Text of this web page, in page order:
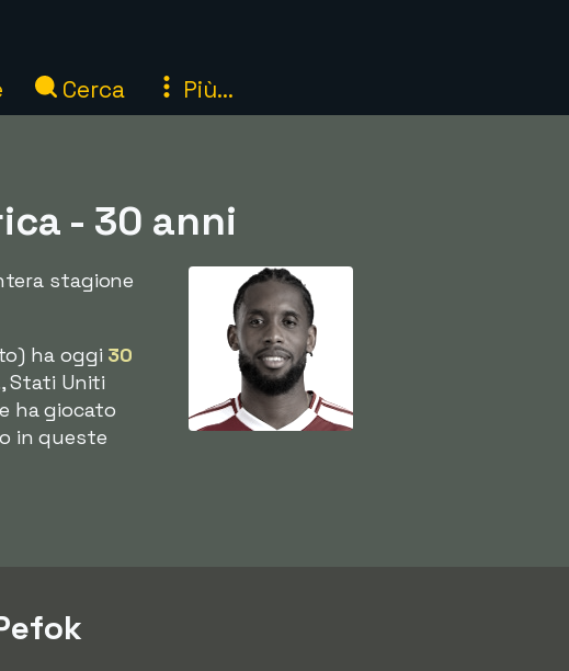
Cerca Più...
- 30 anni
stagione
ha oggi 30
Stati Uniti
ha giocato
in queste